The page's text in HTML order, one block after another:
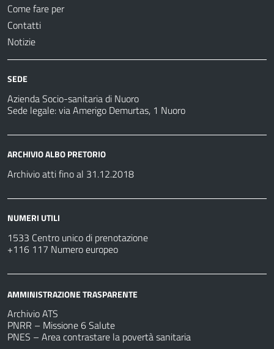
Come fare per
Contatti
Notizie
SEDE
Azienda Socio-sanitaria di Nuoro
Sede legale: via Amerigo Demurtas, 1 Nuoro
ARCHIVIO ALBO PRETORIO
Archivio atti fino al 31.12.2018
NUMERI UTILI
1533 Centro unico di prenotazione
+116 117 Numero europeo
AMMINISTRAZIONE TRASPARENTE
Archivio ATS
PNRR – Missione 6 Salute
PNES – Area contrastare la povertà sanitaria